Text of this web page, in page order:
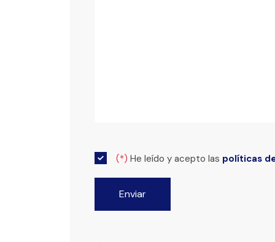
(*) He leído y acepto las políticas